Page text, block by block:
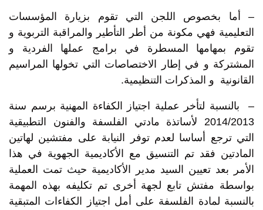
– أما بخصوص اللجن التي تقوم بزيارة المؤسسات
التعليمية فهي مكونة من أطر التأطير والمراقبة التربوية و
تقوم بمهامها المسطرة في برامج عملها الفردية و
المشتركة و في إطار الاختصاصات التي تخولها المراسيم
القانونية و المذكرات التنظيمية.
– بالنسبة لتأخر عملية اجتياز الكفاءة المهنية برسم سنة
2014/2013 لأساتذة مادتي الفلسفة والفنون التطبيقية
التي ترجع أساسا لعدم توفر النيابة على مفتشين لهاتين
المادتين فقد تم التنسيق مع الأكاديمية الجهوية في هذا
الأمر بعد تعيين السيد مدير الأكاديمية حيث تمت العملية
بواسطة مفتش تابع لجهة أخرى تم تكليفه بهذه المهمة
بالنسبة لمادة الفلسفة على أمل اجتياز الكفاءات المتبقية